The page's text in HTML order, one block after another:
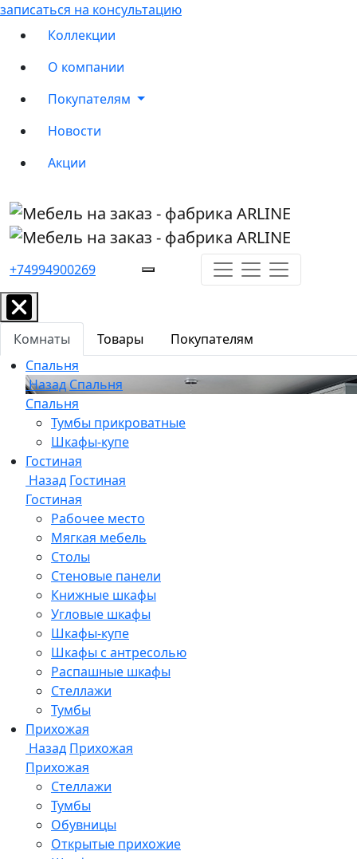
записаться на консультацию
Коллекции
О компании
Покупателям
Новости
Акции
+74994900269